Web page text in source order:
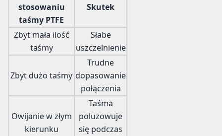
stosowaniu
taśmy PTFE
Skutek
Zbyt mała ilość
taśmy
Słabe
uszczelnienie
Zbyt dużo taśmy
Trudne
dopasowanie
połączenia
Owijanie w złym
kierunku
Taśma
poluzowuje
się podczas